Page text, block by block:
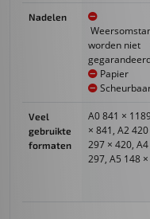
Nadelen
worden niet
Papier
Veel
gebruikte
formaten
A0 841 ×
× 841, A2
297 × 420,
297, A5 148